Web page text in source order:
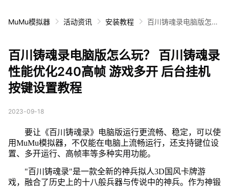
MuMu模拟器 活动资讯 安装教程
百川铸魂录电脑版怎么
后台挂机 按键设置教程
百川铸魂录电脑版怎么玩？ 百川铸魂录
性能优化240高帧 游戏多开 后台挂机
按键设置教程
2023-09-18
要让《百川铸魂录》电脑版运行更流畅、稳定，可以使
用MuMu模拟器，不仅能在电脑上流畅运行，还支持键位设
置、多开运行、高帧率等多种实用功能。
"百川铸魂录"是一款全新的神兵拟人3D国风卡牌游
戏，融合了历史上的十八般兵器与传说中的神兵。作为神锻